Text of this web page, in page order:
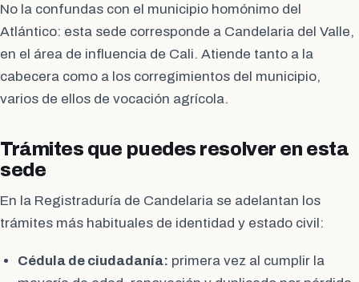
No la confundas con el municipio homónimo del
Atlántico: esta sede corresponde a Candelaria del Valle,
en el área de influencia de Cali. Atiende tanto a la
cabecera como a los corregimientos del municipio,
varios de ellos de vocación agrícola.
Trámites que puedes resolver en esta
sede
En la Registraduría de Candelaria se adelantan los
trámites más habituales de identidad y estado civil:
Cédula de ciudadanía: primera vez al cumplir la